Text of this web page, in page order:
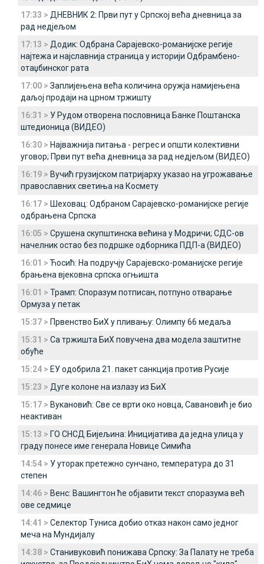
17:33 > ДНЕВНИК 2: Први пут у Српској већа дневница за
рад недјељом
17:13 > Додик: Одбрана Сарајевско-романијске регије
најтежа и најславнија страница у историји Одбрамбено-
отаџбинског рата
17:00 > Заплијењена већа количина оружја намијењена
даљој продаји на црном тржишту
16:31 > У Рудом отворена пословница Банке Поштанска
штедионица (ВИДЕО)
16:30 > Најважнија питања - регрес и општи колективни
уговор; Први пут већа дневница за рад недјељом (ВИДЕО)
16:19 > Вучић грузијском патријарху указао на угрожавање
православних светиња на Космету
16:17 > Шеховац: Одбраном Сарајевско-романијске регије
одбрањена Српска
16:05 > Срушена скупштинска већина у Модричи; СДС-ов
начелник остао без подршке одборника ПДП-а (ВИДЕО)
16:01 > Ћосић: На подручју Сарајевско-романијске регије
брањена вјековна српска огњишта
16:01 > Трамп: Споразум потписан, потпуно отварање
Ормуза у петак
15:37 > Првенство БиХ у пливању: Олимпу 66 медаља
15:31 > Са тржишта БиХ повучена два модела заштитне
обуће
15:24 > ЕУ одобрила 21. пакет санкција против Русије
15:23 > Дуге колоне на излазу из БиХ
15:17 > Вукановић: Све се врти око новца, Савановић је био
неактиван
15:13 > ГО СНСД Бијељина: Иницијатива да једна улица у
граду понесе име генерала Новице Симића
14:54 > У уторак претежно сунчано, температура до 31
степен
14:46 > Венс: Вашингтон ће објавити текст споразума већ
ове седмице
14:41 > Селектор Туниса добио отказ након само једног
меча на Мундијалу
14:38 > Станивуковић понижава Српску: За Палату не треба